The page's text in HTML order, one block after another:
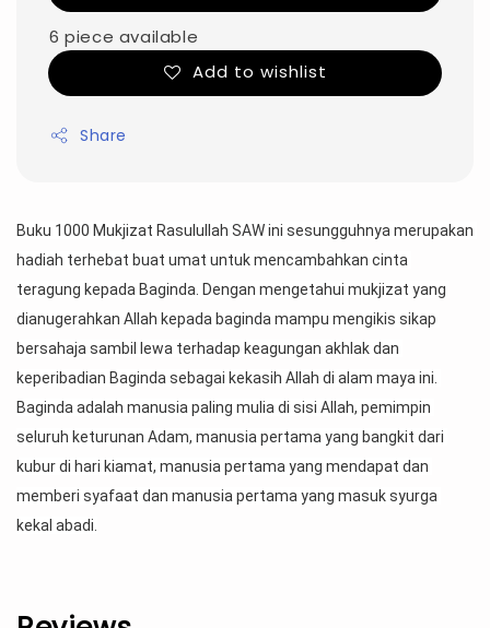
6 piece available
Add to wishlist
Share
Buku 1000 Mukjizat Rasulullah SAW ini sesungguhnya merupakan
hadiah terhebat buat umat untuk mencambahkan cinta
teragung kepada Baginda. Dengan mengetahui mukjizat yang
dianugerahkan Allah kepada baginda mampu mengikis sikap
bersahaja sambil lewa terhadap keagungan akhlak dan
keperibadian Baginda sebagai kekasih Allah di alam maya ini.
Baginda adalah manusia paling mulia di sisi Allah, pemimpin
seluruh keturunan Adam, manusia pertama yang bangkit dari
kubur di hari kiamat, manusia pertama yang mendapat dan
memberi syafaat dan manusia pertama yang masuk syurga
kekal abadi.